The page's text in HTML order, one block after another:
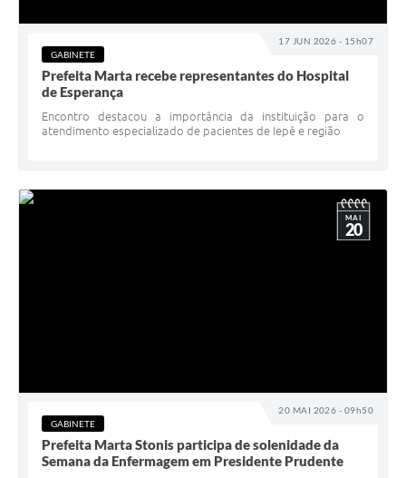
Coleta de Sugestões
Orçamento Participativo
Legislação
Ouvidoria
Contratos
A Prefeitura
Serviço de Informação ao Cidadão (SIC)
17 JUN 2026 - 15h07
GABINETE
Prefeita Marta recebe representantes do Hospital
de Esperança
Encontro destacou a importância da instituição para o
atendimento especializado de pacientes de Iepê e região
20 MAI 2026 - 09h50
MAI
20
GABINETE
Prefeita Marta Stonis participa de solenidade da
Semana da Enfermagem em Presidente Prudente